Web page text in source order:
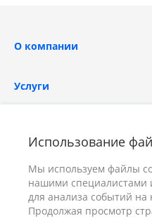
Использование
Мы используем файлы
нашими специалистами
для анализа событий на
Продолжая просмотр
О компании
Услуги